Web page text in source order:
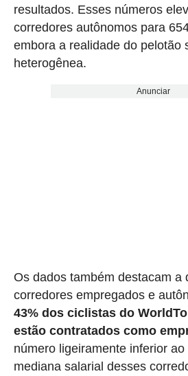
resultados. Esses números
corredores autônomos para
embora a realidade do pelotão
heterogênea.
Anunciar
Os dados também destacam a
corredores empregados e
43% dos ciclistas do
estão contratados como
número ligeiramente inferior ao
mediana salarial desses